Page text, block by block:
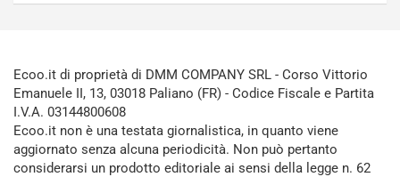
Ecoo.it di proprietà di DMM COMPANY SRL - Corso Vittorio
Emanuele II, 13, 03018 Paliano (FR) - Codice Fiscale e Partita
I.V.A. 03144800608
Ecoo.it non è una testata giornalistica, in quanto viene
aggiornato senza alcuna periodicità. Non può pertanto
considerarsi un prodotto editoriale ai sensi della legge n. 62